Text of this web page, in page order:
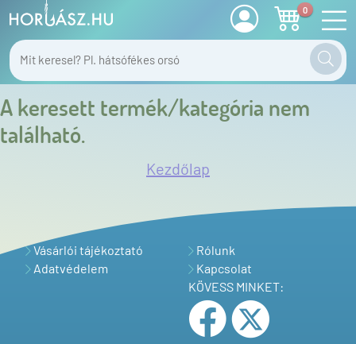
0
A keresett termék/kategória nem
található.
Kezdőlap
Vásárlói tájékoztató
Adatvédelem
Rólunk
Kapcsolat
KÖVESS MINKET: